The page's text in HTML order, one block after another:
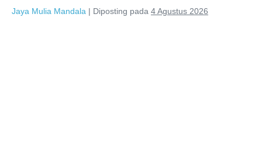
Jaya Mulia Mandala | Diposting pada 4 Agustus 2026